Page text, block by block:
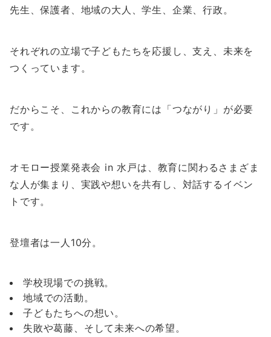
先生、保護者、地域の大人、学生、企業、行政。
それぞれの立場で子どもたちを応援し、支え、未来を
つくっています。
だからこそ、これからの教育には「つながり」が必要
です。
オモロー授業発表会 in 水戸は、教育に関わるさまざま
な人が集まり、実践や想いを共有し、対話するイベン
トです。
登壇者は一人10分。
学校現場での挑戦。
地域での活動。
子どもたちへの想い。
失敗や葛藤、そして未来への希望。